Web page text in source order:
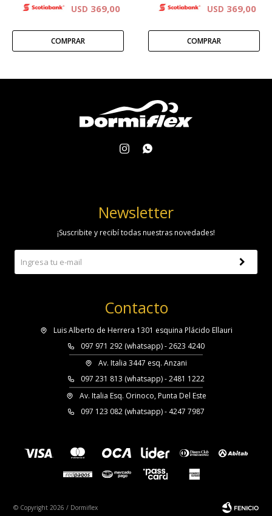
USD 369,00 USD 369,00
 
Contacto
Luis Alberto de Herrera 1301 esquina Plácido Ellauri
097 971 292 (whatsapp) - 2623 4240
Av. Italia 3447 esq. Anzani
097 231 813 (whatsapp) - 2481 1222
Av. Italia Esq. Orinoco, Punta Del Este
097 123 082 (whatsapp) - 4247 7987
Newsletter
¡Suscribite y recibí todas nuestras novedades!
© Copyright 2026 / Dormiflex